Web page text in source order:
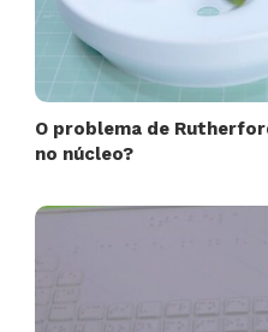
O problema de
no núcleo?